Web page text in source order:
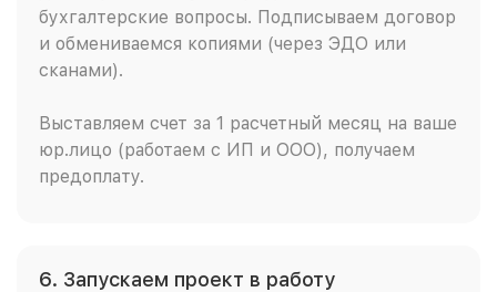
бухгалтерские вопросы. Подписываем договор
и обмениваемся копиями (через ЭДО или
сканами).
Выставляем счет за 1 расчетный месяц на ваше
юр.лицо (работаем с ИП и ООО), получаем
предоплату.
6. Запускаем проект в работу